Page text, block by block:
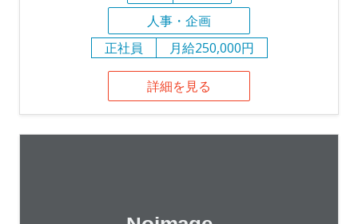
人事・企画
正社員
月給250,000円
詳細を見る